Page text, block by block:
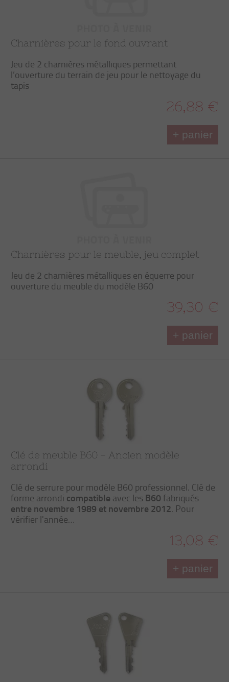
Charnières pour le fond ouvrant
Jeu de 2 charnières métalliques permettant
l’ouverture du terrain de jeu pour le nettoyage du
tapis
26,88 €
+ panier
Charnières pour le meuble, jeu complet
Jeu de 2 charnières métalliques en équerre pour
ouverture du meuble du modèle B60
39,30 €
+ panier
Clé de meuble B60 - Ancien modèle
arrondi
Clé de serrure pour modèle B60 professionnel. Clé de
forme arrondi compatible avec les B60 fabriqués
entre novembre 1989 et novembre 2012. Pour
vérifier l'année…
13,08 €
+ panier